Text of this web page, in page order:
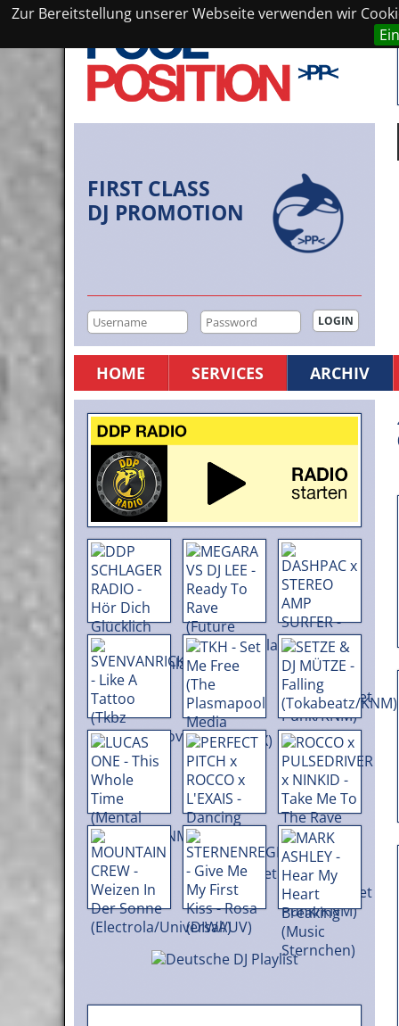
Zur Bereitstellung unserer Webseite verwenden wir
FIRST CLASS
DJ PROMOTION
HOME SERVICES ARCHIV